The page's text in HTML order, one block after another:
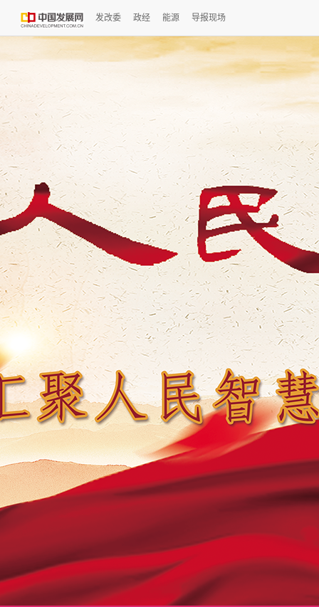
发改委 政经 能源 导报现场